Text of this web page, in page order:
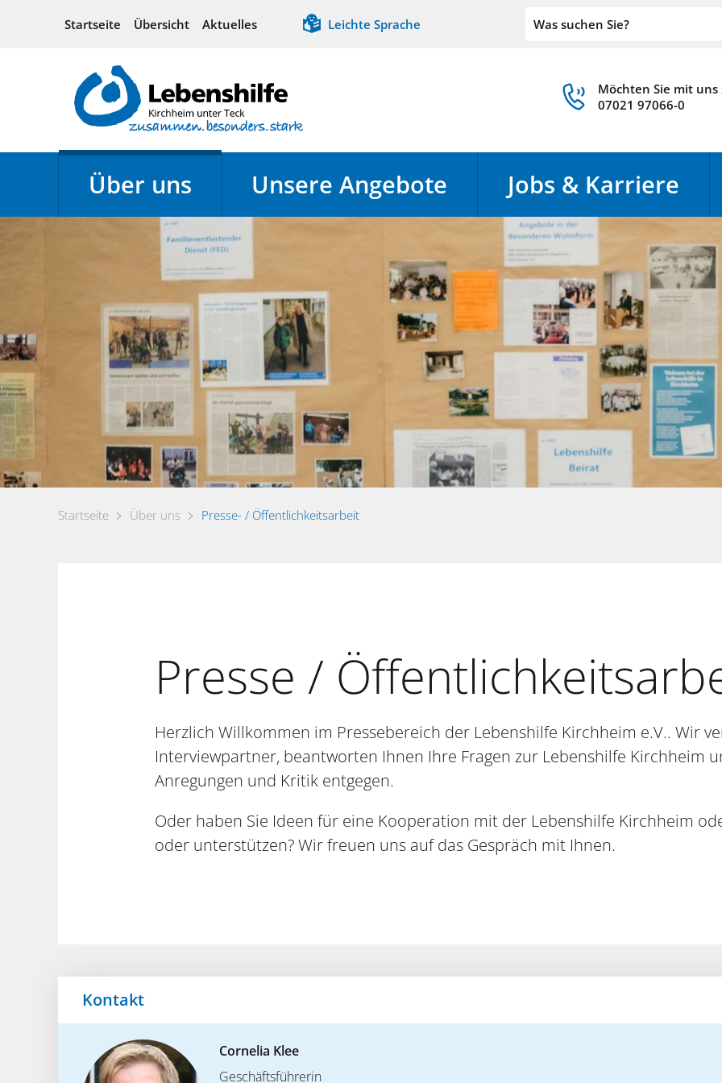
Startseite Übersicht Aktuelles Leichte Sprache
Möchten Sie mit uns
07021 97066-0
Über uns Unsere Angebote Jobs & Karriere
Startseite Über uns Presse- / Öffentlichkeitsarbeit
Presse /
Herzlich Willkommen im Pressebereich der Lebenshilfe Kirchheim e.V.. Wir
Interviewpartner, beantworten Ihnen Ihre Fragen zur Lebenshilfe Kirchheim
Anregungen und Kritik entgegen.
Oder haben Sie Ideen für eine Kooperation mit der Lebenshilfe Kirchheim
oder unterstützen? Wir freuen uns auf das Gespräch mit Ihnen.
Kontakt
Cornelia Klee
Geschäftsführerin